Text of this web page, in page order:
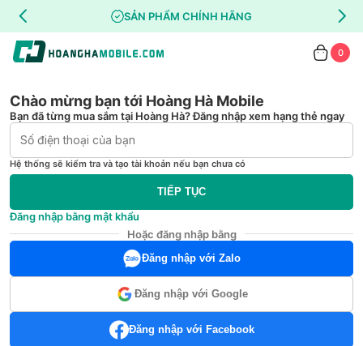
SẢN PHẨM CHÍNH HÃNG
0
Chào mừng bạn tới Hoàng Hà Mobile
Bạn đã từng mua sắm tại Hoàng Hà? Đăng nhập xem hạng thẻ ngay
Hệ thống sẽ kiểm tra và tạo tài khoản nếu bạn chưa có
TIẾP TỤC
Đăng nhập bằng mật khẩu
Hoặc đăng nhập bằng
Đăng nhập với Zalo
Đăng nhập với Google
Đăng nhập với Facebook